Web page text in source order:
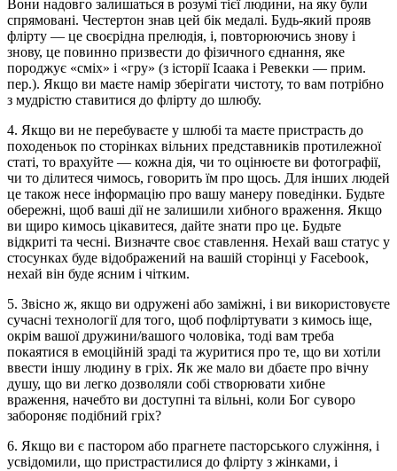
Вони надовго залишаться в розумі тієї людини, на яку були
спрямовані. Честертон знав цей бік медалі. Будь-який прояв
флірту — це своєрідна прелюдія, і, повторюючись знову і
знову, це повинно призвести до фізичного єднання, яке
породжує «сміх» і «гру» (з історії Ісаака і Ревекки — прим.
пер.). Якщо ви маєте намір зберігати чистоту, то вам потрібно
з мудрістю ставитися до флірту до шлюбу.
4. Якщо ви не перебуваєте у шлюбі та маєте пристрасть до
походеньок по сторінках вільних представників протилежної
статі, то врахуйте — кожна дія, чи то оцінюєте ви фотографії,
чи то ділитеся чимось, говорить їм про щось. Для інших людей
це також несе інформацію про вашу манеру поведінки. Будьте
обережні, щоб ваші дії не залишили хибного враження. Якщо
ви щиро кимось цікавитеся, дайте знати про це. Будьте
відкриті та чесні. Визначте своє ставлення. Нехай ваш статус у
стосунках буде відображений на вашій сторінці у Facebook,
нехай він буде ясним і чітким.
5. Звісно ж, якщо ви одружені або заміжні, і ви використовуєте
сучасні технології для того, щоб пофліртувати з кимось іще,
окрім вашої дружини/вашого чоловіка, тоді вам треба
покаятися в емоційній зраді та журитися про те, що ви хотіли
ввести іншу людину в гріх. Як же мало ви дбаєте про вічну
душу, що ви легко дозволяли собі створювати хибне
враження, начебто ви доступні та вільні, коли Бог суворо
забороняє подібний гріх?
6. Якщо ви є пастором або прагнете пасторського служіння, і
усвідомили, що пристрастилися до флірту з жінками, і